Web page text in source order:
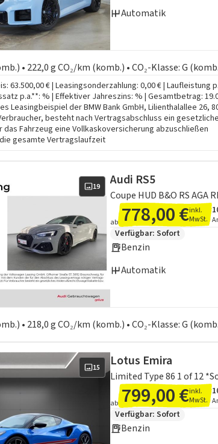
Automatik
• 222,0 g CO₂/km (komb.) • CO₂-Klasse: G
63.500,00 € | Leasingsonderzahlung: 0,00 € | Laufleistung
p.a.**: % | Effektiver Jahreszins: % | Gesamtbetrag:
Leasingbeispiel der BMW Bank GmbH, Lilienthalallee 26,
besteht nach Vertragsabschluss ein
Fahrzeug eine Vollkaskoversicherung abzuschließen
gesamte Vertragslaufzeit
19 Audi RS5
Coupe HUD B&O RS AGA
ab 778,00 €inkl.
MwSt.
Zusätzliche
Verfügbar: Sofort
Benzin
Automatik
• 218,0 g CO₂/km (komb.) • CO₂-Klasse: G
15 Lotus Emira
Limited Type 86 1 of 12
ab 799,00 €inkl.
MwSt.
Zusätzliche
Verfügbar: Sofort
Benzin